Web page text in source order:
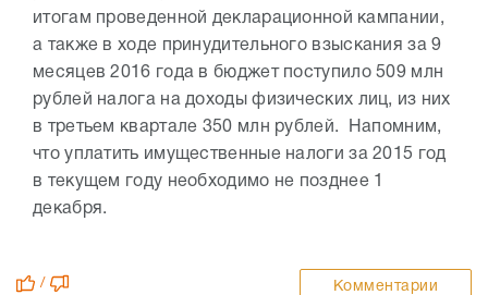
итогам проведенной декларационной кампании,
а также в ходе принудительного взыскания за 9
месяцев 2016 года в бюджет поступило 509 млн
рублей налога на доходы физических лиц, из них
в третьем квартале 350 млн рублей. Напомним,
что уплатить имущественные налоги за 2015 год
в текущем году необходимо не позднее 1
декабря.
/ Комментарии